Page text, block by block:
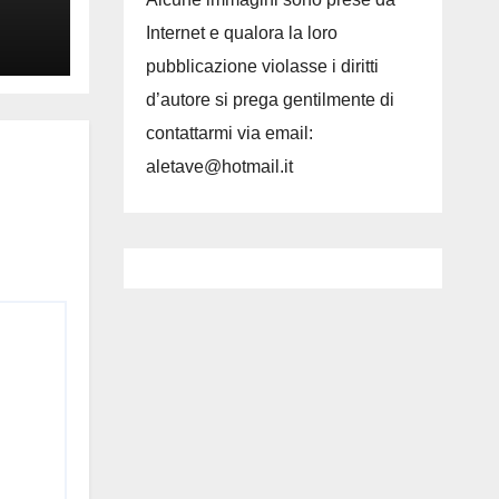
Internet e qualora la loro
pubblicazione violasse i diritti
d’autore si prega gentilmente di
contattarmi via email:
aletave@hotmail.it